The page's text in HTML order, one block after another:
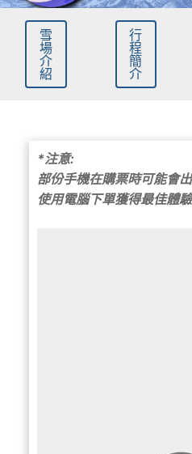
雪
場
介
紹
行
程
簡
介
*注意:
部份手機在購票時可能會
使用電腦下單獲得最佳體